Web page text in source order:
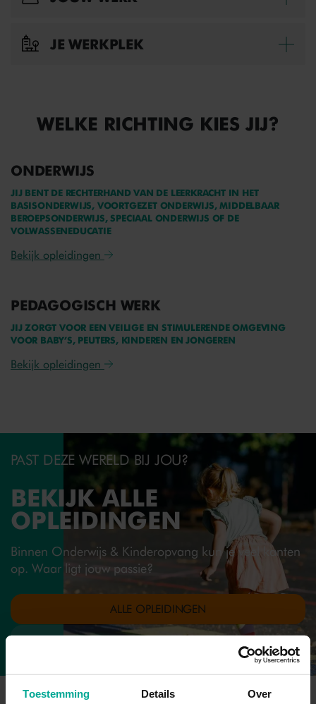
Toestemming Details Over
Leerlingen/ studenten begeleiden
Persoonlijke verzorging bieden
JE WERKPLEK
Middelbaar beroepsonderwijs
Speciaal onderwijs
Buitenschoolse opvang
Integraal kindcentrum (opvang/bso en onderwijs
in één)
WELKE RICHTING KIES JIJ?
ONDERWIJS
JIJ BENT DE RECHTERHAND VAN DE LEERKRACHT IN HET
BASISONDERWIJS, VOORTGEZET ONDERWIJS, MIDDELBAAR
BEROEPSONDERWIJS, SPECIAAL ONDERWIJS OF DE
VOLWASSENEDUCATIE
Bekijk opleidingen
PEDAGOGISCH WERK
JIJ ZORGT VOOR EEN VEILIGE EN STIMULERENDE OMGEVING
VOOR BABY’S, PEUTERS, KINDEREN EN JONGEREN
Bekijk opleidingen
PAST DEZE WERELD BIJ JOU?
BEKIJK ALLE
OPLEIDINGEN
Binnen Onderwijs & Kinderopvang kun je veel kanten
op. Waar ligt jouw passie?
ALLE OPLEIDINGEN
TERUG NAAR ALLE RICHTINGEN